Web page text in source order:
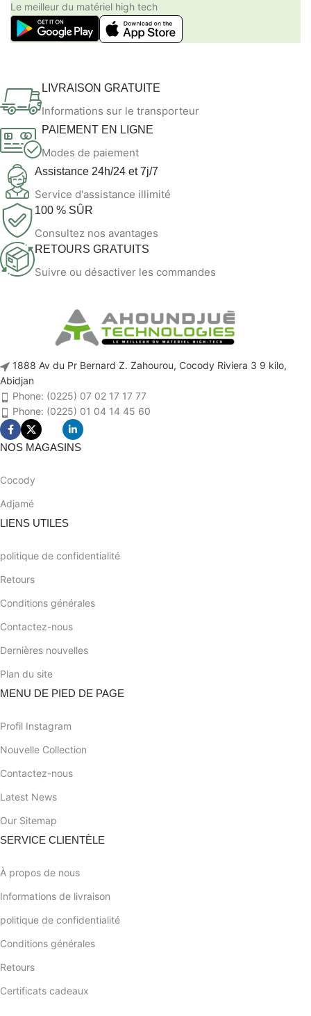
Le meilleur du matériel high tech
LIVRAISON GRATUITE
Informations sur le transporteur
PAIEMENT EN LIGNE
Modes de paiement
Assistance 24h/24 et 7j/7
Service d'assistance illimité
100 % SÛR
Consultez nos avantages
RETOURS GRATUITS
Suivre ou désactiver les commandes
1888 Av du Pr Bernard Z. Zahourou, Cocody Riviera 3 9 kilo,
Abidjan
Phone: (0225) 07 02 17 17 77
Phone: (0225) 01 04 14 45 60
NOS MAGASINS
Cocody
Adjamé
LIENS UTILES
politique de confidentialité
Retours
Conditions générales
Contactez-nous
Dernières nouvelles
Plan du site
MENU DE PIED DE PAGE
Profil Instagram
Nouvelle Collection
Contactez-nous
Latest News
Our Sitemap
SERVICE CLIENTÈLE
À propos de nous
Informations de livraison
politique de confidentialité
Conditions générales
Retours
Certificats cadeaux